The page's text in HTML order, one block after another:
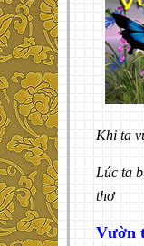
Khi ta
Lúc ta
thơ
Vườn